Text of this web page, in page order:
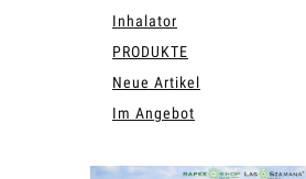
Inhalator
PRODUKTE
Neue Artikel
Im Angebot